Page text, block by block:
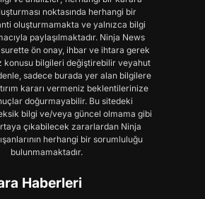
noktasında herhangi bir
oluşturmamakta ve yalnızca bilgi
paylaşılmaktadır. Ninja News
ön onay, ihbar ve ihtara gerek
konusu bilgileri değiştirebilir veyahut
sadece burada yer alan bilgilere
kararı vermeniz beklentilerinize
doğurmayabilir. Bu sitedeki
bilgi ve/veya güncel olmama gibi
çıkabilecek zararlardan Ninja
herhangi bir sorumluluğu
bulunmamaktadır.
Haberleri